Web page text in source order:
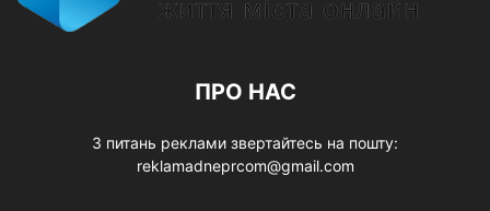
ПРО НАС
З питань реклами звертайтесь на пошту:
reklamadneprcom@gmail.com